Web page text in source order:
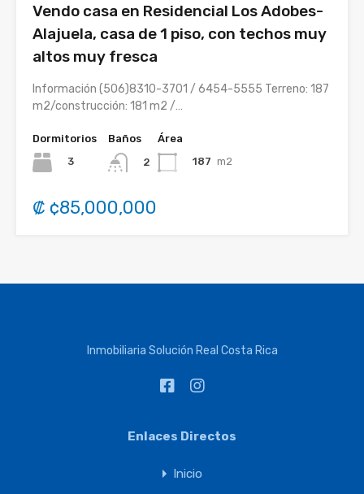
Vendo casa en Residencial Los Adobes-
Alajuela, casa de 1 piso, con techos muy
altos muy fresca
Información (506)8310-3701 / 6454-5555 Terreno: 187
m2/construcción: 181 m2 /…
Dormitorios
3
Baños
2
Área
187 m2
₡ ¢85,000,000
Inmobiliaria Solución Real Costa Rica
Enlaces Directos
Inicio